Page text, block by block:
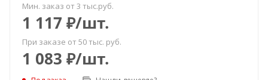
Мин. заказ от 3 тыс.руб.
1 117 ₽/шт.
При заказе от 50 тыс. руб.
1 083 ₽/шт.